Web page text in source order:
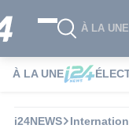
À LA UNE
À LA UNE
i24NEWS